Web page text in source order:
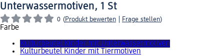
Unterwassermotiven, 1 St
0 (Produkt bewerten Frage stellen)
Farbe
Kulturbeutel Kinder mit Unterwassermotiven
Kulturbeutel Kinder mit Tiermotiven